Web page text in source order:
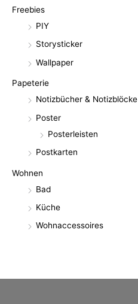
Freebies
PIY
Storysticker
Wallpaper
Papeterie
Notizbücher & Notizblöcke
Poster
Posterleisten
Postkarten
Wohnen
Bad
Küche
Wohnaccessoires